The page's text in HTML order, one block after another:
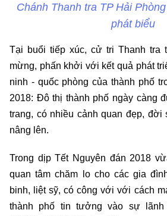
Chánh Thanh tra TP Hải
phát biểu
Tại buổi tiếp xúc, cử tri Thanh tra
mừng, phấn khởi với kết quả phát
ninh - quốc phòng của thành phố
2018: Đô thị thành phố ngày càng
trang, có nhiều cảnh quan đẹp,
nâng lên.
Trong dịp Tết Nguyên đán 2018
quan tâm chăm lo cho các gia
binh, liệt sỹ, có công với với cách
thành phố tin tưởng vào sự lãnh